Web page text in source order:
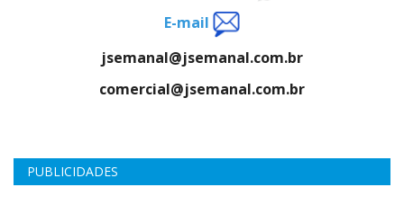
E-mail
jsemanal@jsemanal.com.br
comercial@jsemanal.com.br
PUBLICIDADES